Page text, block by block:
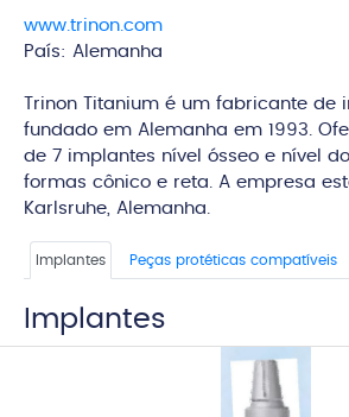
www.trinon.com
País: Alemanha
Trinon Titanium é um fabricante de
fundado em Alemanha em 1993.
de 7 implantes nível ósseo e nível
formas cônico e reta. A empresa
Karlsruhe, Alemanha.
Implantes Peças protéticas compatíveis
Implantes